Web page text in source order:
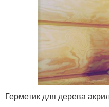
Герметик для дерева